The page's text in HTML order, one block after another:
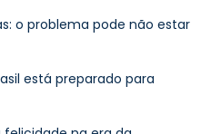
o problema pode não estar
está preparado para